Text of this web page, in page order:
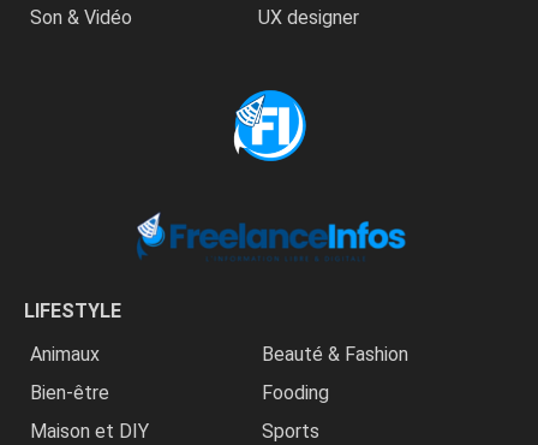
Son & Vidéo
UX designer
LIFESTYLE
Animaux
Beauté & Fashion
Bien-être
Fooding
Maison et DIY
Sports